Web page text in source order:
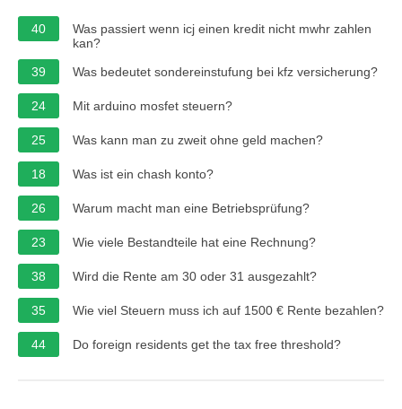
40
Was passiert wenn icj einen kredit nicht mwhr zahlen
kan?
39
Was bedeutet sondereinstufung bei kfz versicherung?
24 Mit arduino mosfet steuern?
25 Was kann man zu zweit ohne geld machen?
18 Was ist ein chash konto?
26 Warum macht man eine Betriebsprüfung?
23 Wie viele Bestandteile hat eine Rechnung?
38 Wird die Rente am 30 oder 31 ausgezahlt?
35 Wie viel Steuern muss ich auf 1500 € Rente bezahlen?
44 Do foreign residents get the tax free threshold?